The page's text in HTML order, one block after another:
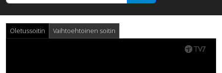
Oletussoitin Vaihtoehtoinen soitin